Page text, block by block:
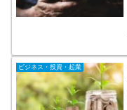
ビジネス・投資・起業